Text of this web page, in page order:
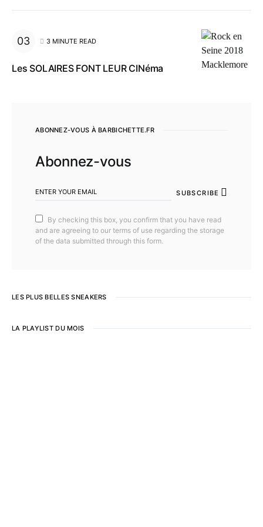
3 MINUTE READ
Les SOLAIRES FONT LEUR CINéma
ABONNEZ-VOUS À BARBICHETTE.FR
Abonnez-vous
SUBSCRIBE
By checking this box, you confirm that you have read
and are agreeing to our terms of use regarding the storage
of the data submitted through this form.
LES PLUS BELLES SNEAKERS
LA PLAYLIST DU MOIS